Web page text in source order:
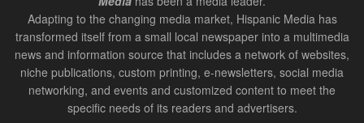
Adapting to the changing media market, Hispanic Media has
transformed itself from a small local newspaper into a multimedia
news and information source that includes a network of websites,
niche publications, custom printing, e-newsletters, social media
networking, and events and customized content to meet the
specific needs of its readers and advertisers.